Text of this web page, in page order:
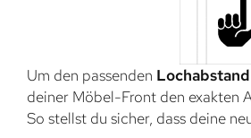
Um den passenden Lochabstand
deiner Möbel-Front den exakten
So stellst du sicher, dass deine